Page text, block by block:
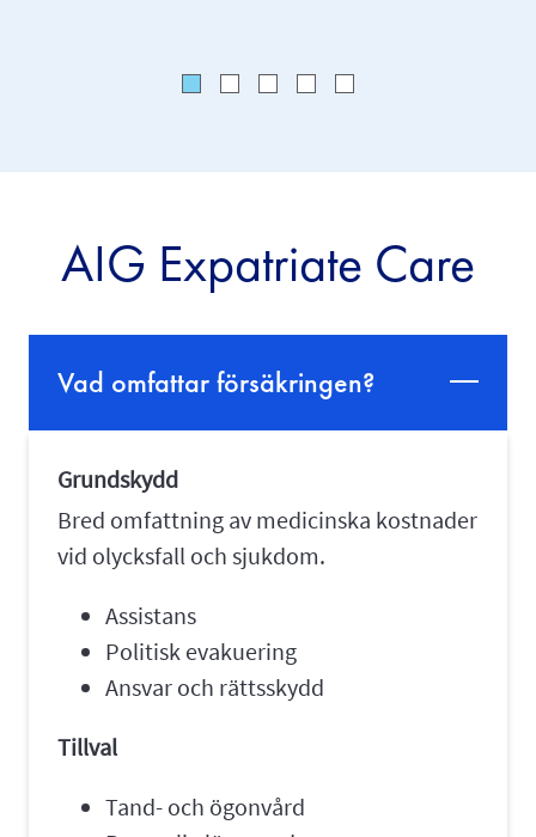
AIG Expatriate Care
Vad omfattar försäkringen?
Grundskydd
Bred omfattning av medicinska kostnader
vid olycksfall och sjukdom.
Assistans
Politisk evakuering
Ansvar och rättsskydd
Tillval
Tand- och ögonvård